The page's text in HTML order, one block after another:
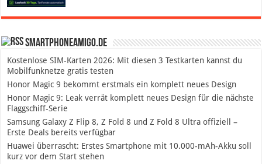
SmartphoneAmigo.de
Kostenlose SIM-Karten 2026: Mit diesen 3 Testkarten kannst du
Mobilfunknetze gratis testen
Honor Magic 9 bekommt erstmals ein komplett neues Design
Honor Magic 9: Leak verrät komplett neues Design für die nächste
Flaggschiff-Serie
Samsung Galaxy Z Flip 8, Z Fold 8 und Z Fold 8 Ultra offiziell –
Erste Deals bereits verfügbar
Huawei überrascht: Erstes Smartphone mit 10.000-mAh-Akku soll
kurz vor dem Start stehen